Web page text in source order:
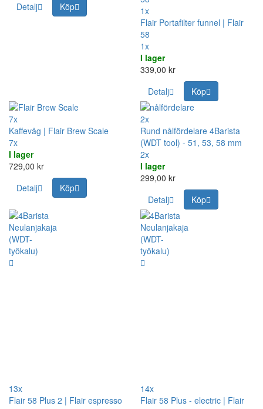
Detalj
Köp
1x
Flair Portafilter funnel | Flair
58
1x
I lager
339,00 kr
Detalj
Köp
7x
Kaffevåg | Flair Brew Scale
7x
I lager
729,00 kr
Detalj
Köp
2x
Rund nålfördelare 4Barista
(WDT tool) - 51, 53, 58 mm
2x
I lager
299,00 kr
Detalj
Köp
13x
Flair 58 Plus 2 | Flair espresso
14x
Flair 58 Plus - electric | Flair